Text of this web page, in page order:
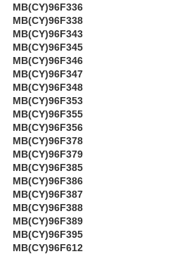
MB(CY)96F336
MB(CY)96F338
MB(CY)96F343
MB(CY)96F345
MB(CY)96F346
MB(CY)96F347
MB(CY)96F348
MB(CY)96F353
MB(CY)96F355
MB(CY)96F356
MB(CY)96F378
MB(CY)96F379
MB(CY)96F385
MB(CY)96F386
MB(CY)96F387
MB(CY)96F388
MB(CY)96F389
MB(CY)96F395
MB(CY)96F612